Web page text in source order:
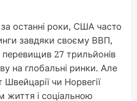
останні роки, США часто
завдяки своєму ВВП,
перевищив 27 трильйонів
на глобальні ринки. Але
чи Норвегії
життя і соціальною